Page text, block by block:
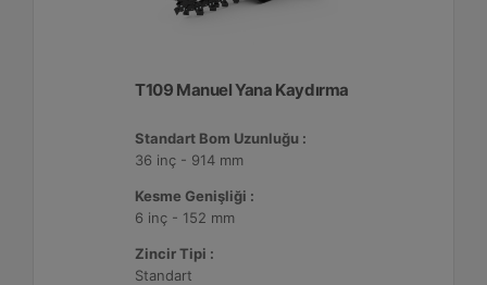
T109 Manuel Yana Kaydırma
Standart Bom Uzunluğu :
36 inç - 914 mm
Kesme Genişliği :
6 inç - 152 mm
Zincir Tipi :
Standart